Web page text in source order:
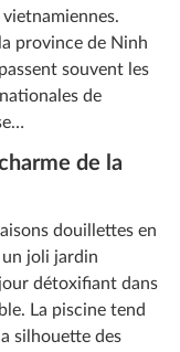
province de Ninh
souvent les
de
de la
douillettes en
un joli jardin
détoxifiant dans
La piscine tend
silhouette des